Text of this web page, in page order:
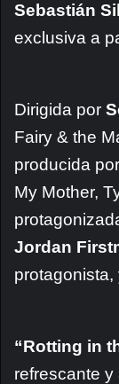
Sebastián
exclusiva a
Dirigida por
Fairy & the
producida por
My Mother,
Jordan
protagonista,
“Rotting in
refrescante